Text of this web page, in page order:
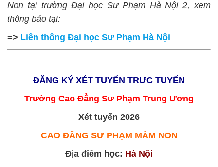
Non tại trường Đại học Sư Phạm Hà Nội 2, xem
thông báo tại:
=> Liên thông Đại học Sư Phạm Hà Nội
ĐĂNG KÝ XÉT TUYỂN TRỰC TUYẾN
Trường Cao Đẳng Sư Phạm Trung Ương
Xét tuyển 2026
CAO ĐẲNG SƯ PHẠM MẦM NON
Địa điểm học: Hà Nội